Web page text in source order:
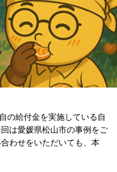
の給付金を実施している自
は愛媛県松山市の事例をご
わせをいただいても、本